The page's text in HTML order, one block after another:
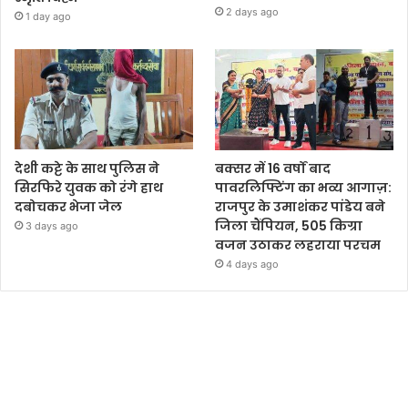
1 day ago 2 days ago
देशी कट्टे के साथ पुलिस ने
सिरफिरे युवक को रंगे हाथ
दबोचकर भेजा जेल
3 days ago
बक्सर में 16 वर्षों बाद
पावरलिफ्टिंग का भव्य आगाज़:
राजपुर के उमाशंकर पांडेय बने
जिला चैंपियन, 505 किग्रा
वजन उठाकर लहराया परचम
4 days ago